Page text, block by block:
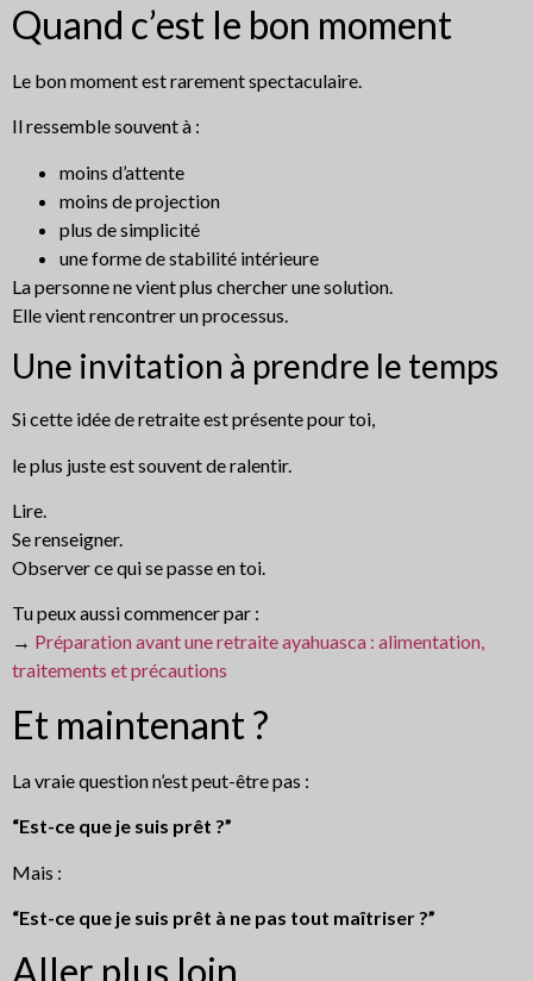
Quand c’est le bon moment
Le bon moment est rarement spectaculaire.
Il ressemble souvent à :
moins d’attente
moins de projection
plus de simplicité
une forme de stabilité intérieure
La personne ne vient plus chercher une solution.
Elle vient rencontrer un processus.
Une invitation à prendre le temps
Si cette idée de retraite est présente pour toi,
le plus juste est souvent de ralentir.
Lire.
Se renseigner.
Observer ce qui se passe en toi.
Tu peux aussi commencer par :
→ Préparation avant une retraite ayahuasca : alimentation,
traitements et précautions
Et maintenant ?
La vraie question n’est peut-être pas :
“Est-ce que je suis prêt ?”
Mais :
“Est-ce que je suis prêt à ne pas tout maîtriser ?”
Aller plus loin